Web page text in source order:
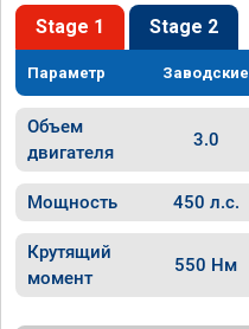
Stage 1 Stage 2
Параметр Заводские
Объем
двигателя
3.0
Мощность 450 л.с.
Крутящий
момент
550 Нм